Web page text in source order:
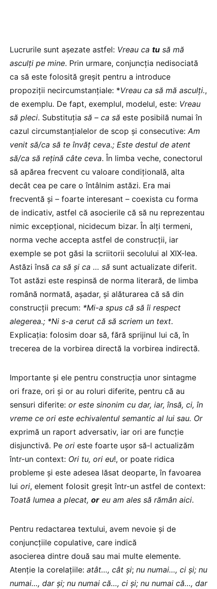
Lucrurile sunt așezate astfel: Vreau ca tu să mă
asculți pe mine. Prin urmare, conjuncția nedisociată
ca să este folosită greșit pentru a introduce
propoziții necircumstanțiale: *Vreau ca să mă asculți.,
de exemplu. De fapt, exemplul, modelul, este: Vreau
să pleci. Substituția să – ca să este posibilă numai în
cazul circumstanțialelor de scop și consecutive: Am
venit să/ca să te învăț ceva.; Este destul de atent
să/ca să rețină câte ceva. În limba veche, conectorul
să apărea frecvent cu valoare condițională, alta
decât cea pe care o întâlnim astăzi. Era mai
frecventă și – foarte interesant – coexista cu forma
de indicativ, astfel că asocierile că să nu reprezentau
nimic excepțional, nicidecum bizar. În alți termeni,
norma veche accepta astfel de construcții, iar
exemple se pot găsi la scriitorii secolului al XIX-lea.
Astăzi însă ca să și ca … să sunt actualizate diferit.
Tot astăzi este respinsă de norma literară, de limba
română normată, așadar, și alăturarea că să din
construcții precum: *Mi-a spus că să îi respect
alegerea.; *Ni s-a cerut că să scriem un text.
Explicația: folosim doar să, fără sprijinul lui că, în
trecerea de la vorbirea directă la vorbirea indirectă.
Importante și ele pentru construcția unor sintagme
ori fraze, ori și or au roluri diferite, pentru că au
sensuri diferite: or este sinonim cu dar, iar, însă, ci, în
vreme ce ori este echivalentul semantic al lui sau. Or
exprimă un raport adversativ, iar ori are funcție
disjunctivă. Pe ori este foarte ușor să-l actualizăm
într-un context: Ori tu, ori eu!, or poate ridica
probleme și este adesea lăsat deoparte, în favoarea
lui ori, element folosit greșit într-un astfel de context:
Toată lumea a plecat, or eu am ales să rămân aici.
Pentru redactarea textului, avem nevoie și de
conjuncțiile copulative, care indică
asocierea dintre două sau mai multe elemente.
Atenție la corelațiile: atât…, cât și; nu numai…, ci și; nu
numai…, dar și; nu numai că…, ci și; nu numai că…, dar